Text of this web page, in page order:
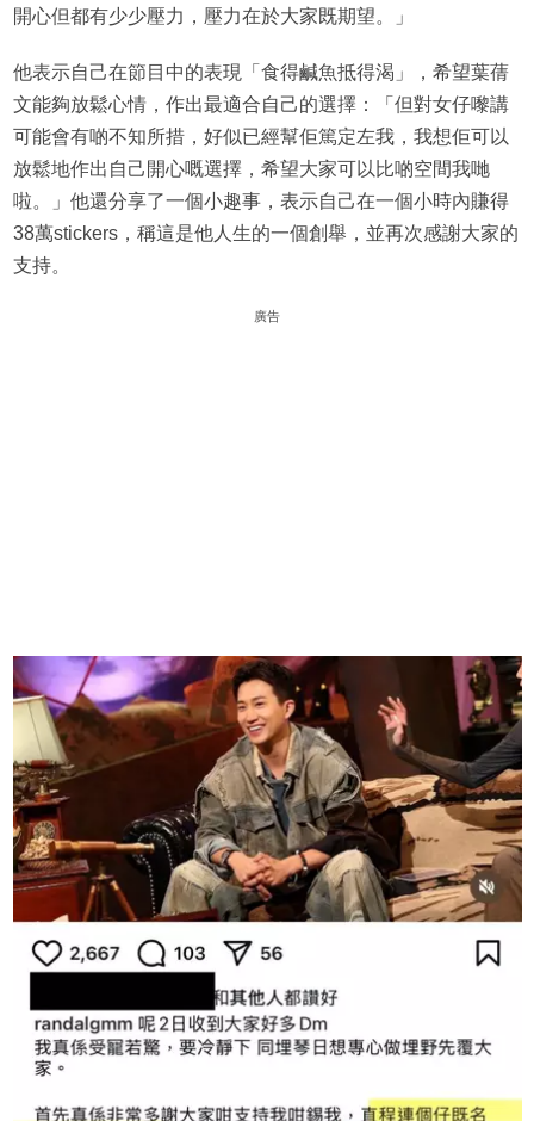
開心但都有少少壓力，壓力在於大家既期望。」
他表示自己在節目中的表現「食得鹹魚抵得渴」，希望葉蒨
文能夠放鬆心情，作出最適合自己的選擇：「但對女仔嚟講
可能會有啲不知所措，好似已經幫佢篤定左我，我想佢可以
放鬆地作出自己開心嘅選擇，希望大家可以比啲空間我哋
啦。」他還分享了一個小趣事，表示自己在一個小時內賺得
38萬stickers，稱這是他人生的一個創舉，並再次感謝大家的
支持。
廣告